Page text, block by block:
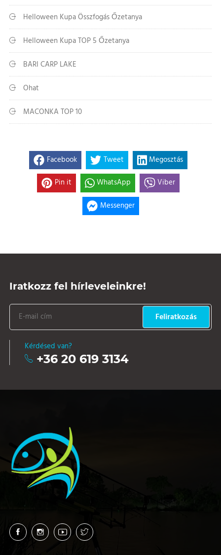
Helloween Kupa Összfogás Őzetanya
Helloween Kupa TOP 5 Őzetanya
BARI CARP LAKE
Ohat
MACONKA TOP 10
Facebook Tweet
Megosztás
Pin it
WhatsApp
Viber
Messenger
Iratkozz fel hírleveleinkre!
Feliratkozás
Kérdésed van?
+36 20 619 3134